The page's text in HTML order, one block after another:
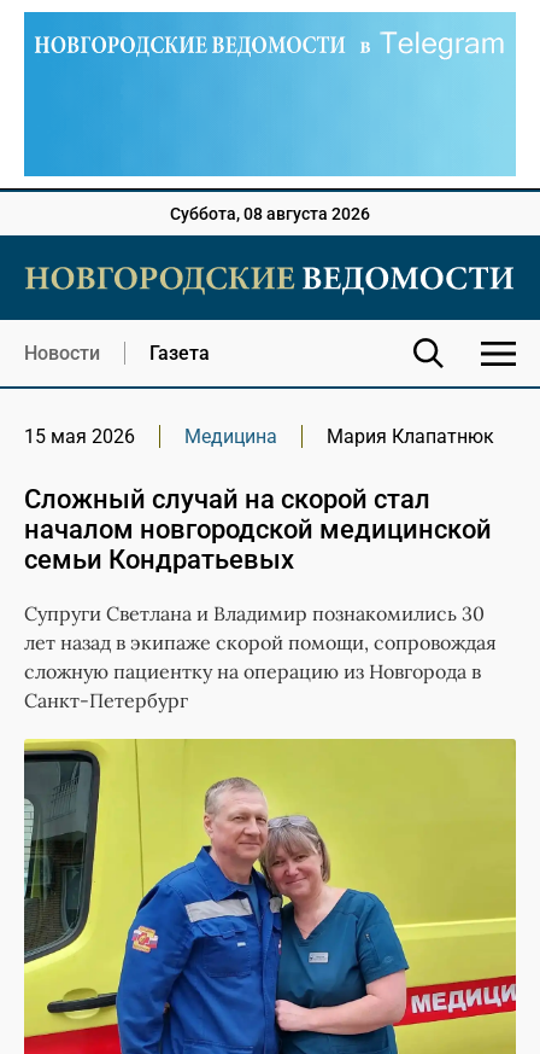
Суббота, 08 августа 2026
Новости Газета
15 мая 2026 Медицина Мария Клапатнюк
Сложный случай на скорой стал
началом новгородской медицинской
семьи Кондратьевых
Супруги Светлана и Владимир познакомились 30
лет назад в экипаже скорой помощи, сопровождая
сложную пациентку на операцию из Новгорода в
Санкт-Петербург